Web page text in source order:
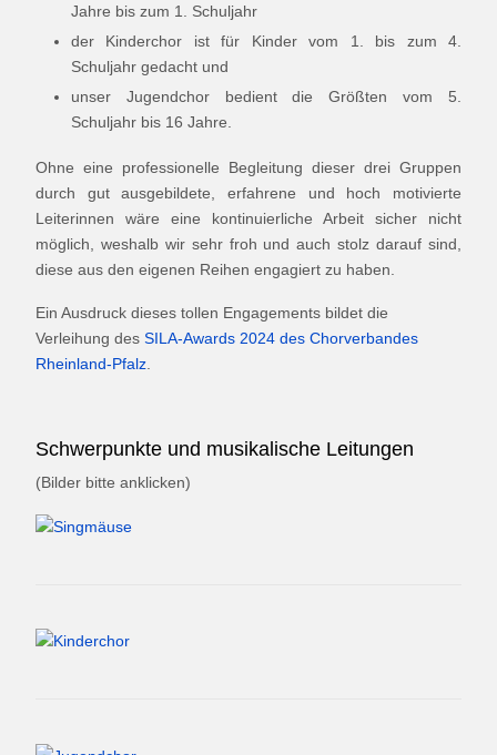
Jahre bis zum 1. Schuljahr
der Kinderchor ist für Kinder vom 1. bis zum 4.
Schuljahr gedacht und
unser Jugendchor bedient die Größten vom 5.
Schuljahr bis 16 Jahre.
Ohne eine professionelle Begleitung dieser drei Gruppen
durch gut ausgebildete, erfahrene und hoch motivierte
Leiterinnen wäre eine kontinuierliche Arbeit sicher nicht
möglich, weshalb wir sehr froh und auch stolz darauf sind,
diese aus den eigenen Reihen engagiert zu haben.
Ein Ausdruck dieses tollen Engagements bildet die
Verleihung des SILA-Awards 2024 des Chorverbandes
Rheinland-Pfalz
Schwerpunkte und musikalische Leitungen
(Bilder bitte anklicken)